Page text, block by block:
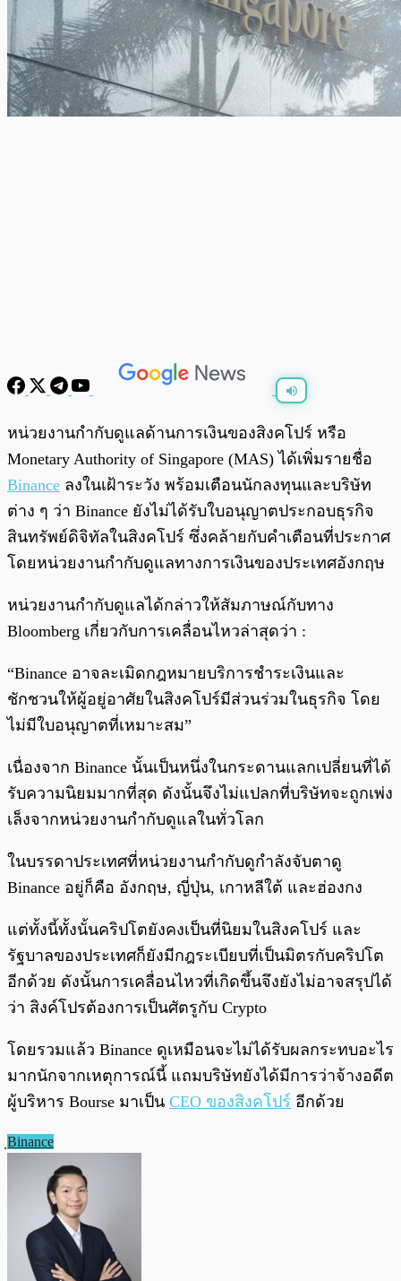
พร้อมเล่น 0:00 /
หน่วยงานกำกับดูแลด้านการเงินของสิงคโปร์ หรือ
Monetary Authority of Singapore (MAS) ได้เพิ่มรายชื่อ
Binance ลงในเฝ้าระวัง พร้อมเตือนนักลงทุนและบริษัท
ต่าง ๆ ว่า Binance ยังไม่ได้รับใบอนุญาตประกอบธุรกิจ
สินทรัพย์ดิจิทัลในสิงคโปร์ ซึ่งคล้ายกับคำเตือนที่ประกาศ
โดยหน่วยงานกำกับดูแลทางการเงินของประเทศอังกฤษ
หน่วยงานกำกับดูแลได้กล่าวให้สัมภาษณ์กับทาง
Bloomberg เกี่ยวกับการเคลื่อนไหวล่าสุดว่า :
“Binance อาจละเมิดกฎหมายบริการชำระเงินและ
ชักชวนให้ผู้อยู่อาศัยในสิงคโปร์มีส่วนร่วมในธุรกิจ โดย
ไม่มีใบอนุญาตที่เหมาะสม”
เนื่องจาก Binance นั้นเป็นหนึ่งในกระดานแลกเปลี่ยนที่ได้
รับความนิยมมากที่สุด ดังนั้นจึงไม่แปลกที่บริษัทจะถูกเพ่ง
เล็งจากหน่วยงานกำกับดูแลในทั่วโลก
ในบรรดาประเทศที่หน่วยงานกำกับดูกำลังจับตาดู
Binance อยู่ก็คือ อังกฤษ, ญี่ปุ่น, เกาหลีใต้ และฮ่องกง
แต่ทั้งนี้ทั้งนั้นคริปโตยังคงเป็นที่นิยมในสิงคโปร์ และ
รัฐบาลของประเทศก็ยังมีกฎระเบียบที่เป็นมิตรกับคริปโต
อีกด้วย ดังนั้นการเคลื่อนไหวที่เกิดขึ้นจึงยังไม่อาจสรุปได้
ว่า สิงค์โปรต้องการเป็นศัตรูกับ Crypto
โดยรวมแล้ว Binance ดูเหมือนจะไม่ได้รับผลกระทบอะไร
มากนักจากเหตุการณ์นี้ แถมบริษัทยังได้มีการว่าจ้างอดีต
ผู้บริหาร Bourse มาเป็น CEO ของสิงคโปร์ อีกด้วย
ฺBinance